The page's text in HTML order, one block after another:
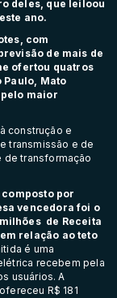
deles, que leiloou
ano.
com
de mais de
ofertou quatros
Paulo, Mato
maior
construção e
transmissão e de
de transformação
por
vencedora foi o
de Receita
relação ao teto
é uma
recebem pela
usuários. A
R$ 181